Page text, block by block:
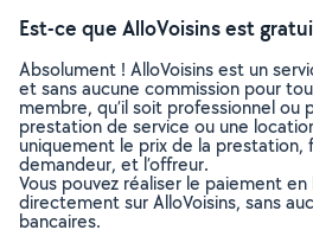
Est-ce que AlloVoisins est
Absolument ! AlloVoisins est un
et sans aucune commission pour
membre, qu’il soit professionnel ou
prestation de service ou une
uniquement le prix de la prestation,
demandeur, et l’offreur.
Vous pouvez réaliser le paiement
directement sur AlloVoisins, sans
bancaires.